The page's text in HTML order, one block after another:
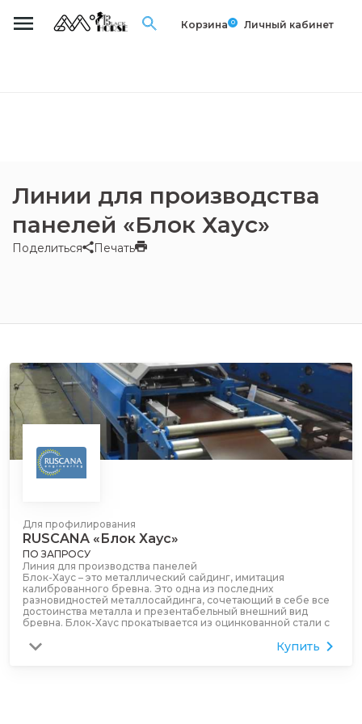
Корзина 0 Личный кабинет
Линии для производства
панелей «Блок Хаус»
Поделиться Печать
Для профилирования
RUSCANA «Блок Хаус»
ПО ЗАПРОСУ
Линия для производства панелей
Блок-Хаус – это металлический сайдинг, имитация
калиброванного бревна. Это одна из последних
разновидностей металлосайдинга, сочетающий в себе все
достоинства металла и презентабельный внешний вид
бревна. Блок-Хаус прокатывается из оцинкованной стали с
Купить